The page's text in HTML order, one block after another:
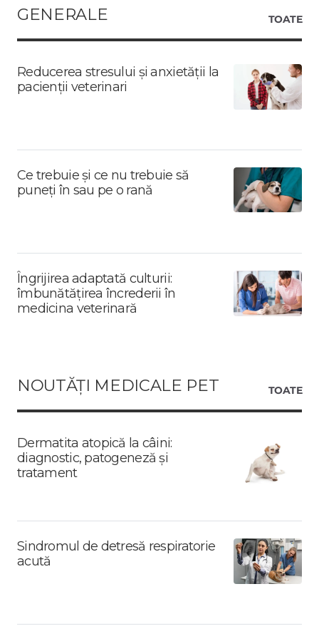
GENERALE
TOATE
Reducerea stresului și anxietății la
pacienții veterinari
Ce trebuie și ce nu trebuie să
puneți în sau pe o rană
Îngrijirea adaptată culturii:
îmbunătățirea încrederii în
medicina veterinară
NOUTĂȚI MEDICALE PET TOATE
Dermatita atopică la câini:
diagnostic, patogeneză și
tratament
Sindromul de detresă respiratorie
acută